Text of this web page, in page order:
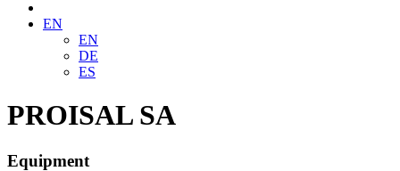
EN
EN
DE
ES
PROISAL SA
Equipment